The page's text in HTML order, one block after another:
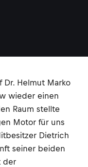
Dr. Helmut Marko
wieder einen
Raum stellte
Motor für uns
Dietrich
seiner beiden
der